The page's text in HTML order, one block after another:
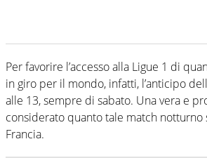
Per favorire l’accesso alla Ligue 1 di
in giro per il mondo, infatti, l’anticipo
alle 13, sempre di sabato. Una vera e
considerato quanto tale match notturno
Francia.